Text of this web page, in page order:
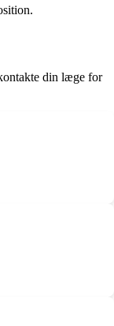
din læge for